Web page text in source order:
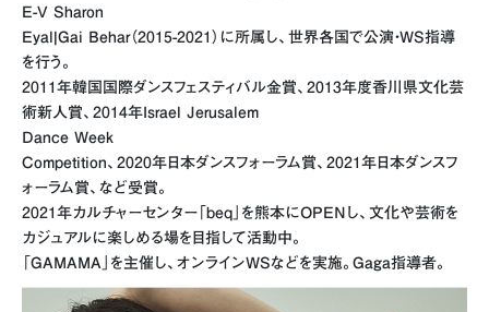
E-V Sharon
Eyal|Gai Behar（2015-2021）に所属し、世界各国で公演・WS指導
を行う。
2011年韓国国際ダンスフェスティバル金賞、2013年度香川県文化芸
術新人賞、2014年Israel Jerusalem
Dance Week
Competition、2020年日本ダンスフォーラム賞、2021年日本ダンスフ
ォーラム賞、など受賞。
2021年カルチャーセンター「beq」を熊本にOPENし、文化や芸術を
カジュアルに楽しめる場を目指して活動中。
「GAMAMA」を主催し、オンラインWSなどを実施。Gaga指導者。